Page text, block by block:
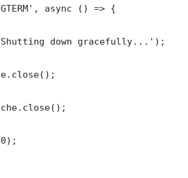
async () => {
down gracefully...');